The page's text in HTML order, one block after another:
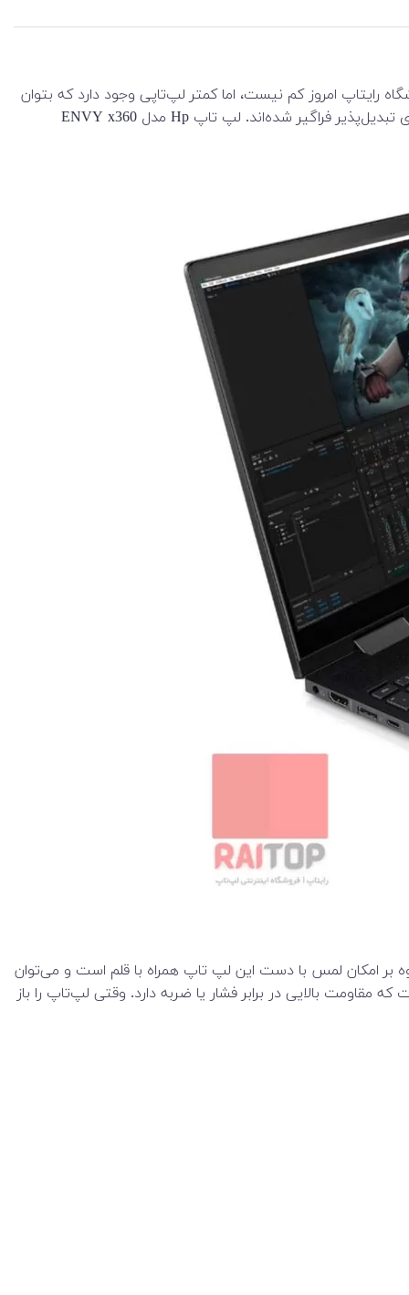
امروز کم نیست، اما کمتر لپ‌تاپی وجود دارد که بتوان
هم به عنوان یک لپ تاپ از آن بهره برد و هم به عنوان یک تبلت. نوع تازه‌ای از لپ‌تاپ‌ها که غالبا مالتی‌مدیا هستند به عنوان لپ‌تاپ‌های تبدیل‌پذیر فراگیر شده‌اند. لپ تاپ Hp مدل ENVY x360
تبلت تبدیل می‌کند. علاوه بر امکان لمس با دست این لپ تاپ همراه با قلم است و می‌توان
بالایی در برابر فشار یا ضربه دارد. وقتی لپ‌تاپ را باز